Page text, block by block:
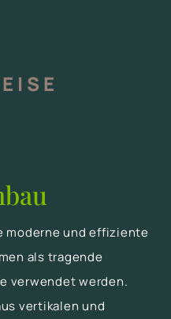
moderne und effiziente
als tragende
verwendet werden.
vertikalen und